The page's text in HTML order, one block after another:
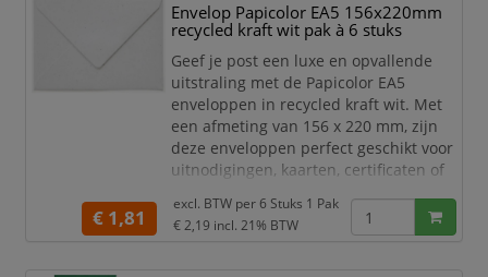
opvallende zeegroene kleur is ideaal
voor speciale gelegenheden en
marketingdoeleinden. Het praktis
Envelop Papicolor EA5 156x220mm
recycled kraft wit pak à 6 stuks
Geef je post een luxe en opvallende
uitstraling met de Papicolor EA5
enveloppen in recycled kraft wit. Met
een afmeting van 156 x 220 mm, zijn
deze enveloppen perfect geschikt voor
uitnodigingen, kaarten, certificaten of
Het hoge kwaliteit papier is stevig,
€ 1,81
excl. BTW per6 Stuks 1 Pak
€ 2,19 incl. 21% BTW